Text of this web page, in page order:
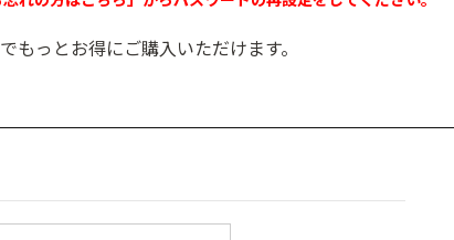
っとお得にご購入いただけます。